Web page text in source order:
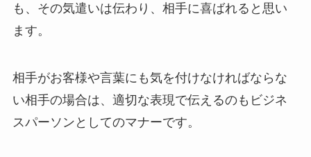
も、その気遣いは伝わり、相手に喜ばれると思い
ます。
相手がお客様や言葉にも気を付けなければならな
い相手の場合は、適切な表現で伝えるのもビジネ
スパーソンとしてのマナーです。